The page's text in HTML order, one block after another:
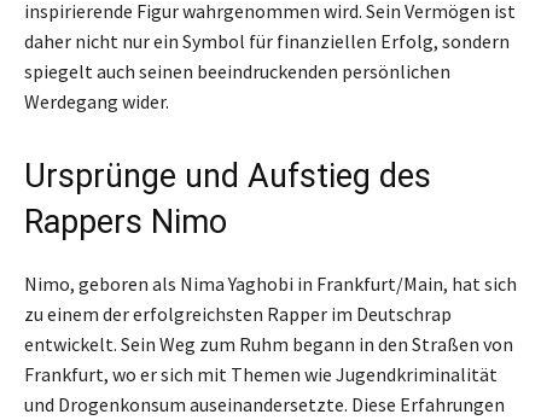
inspirierende Figur wahrgenommen wird. Sein Vermögen ist
daher nicht nur ein Symbol für finanziellen Erfolg, sondern
spiegelt auch seinen beeindruckenden persönlichen
Werdegang wider.
Ursprünge und Aufstieg des
Rappers Nimo
Nimo, geboren als Nima Yaghobi in Frankfurt/Main, hat sich
zu einem der erfolgreichsten Rapper im Deutschrap
entwickelt. Sein Weg zum Ruhm begann in den Straßen von
Frankfurt, wo er sich mit Themen wie Jugendkriminalität
und Drogenkonsum auseinandersetzte. Diese Erfahrungen